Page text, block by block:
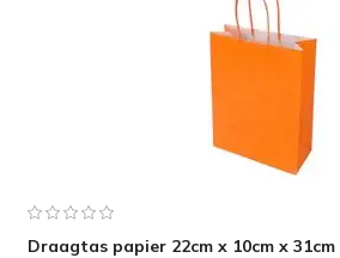
Draagtas papier 22cm x 10cm x